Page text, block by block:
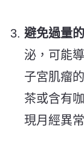
避免過量
泌，可能
子宮肌瘤
茶或含有
現月經異